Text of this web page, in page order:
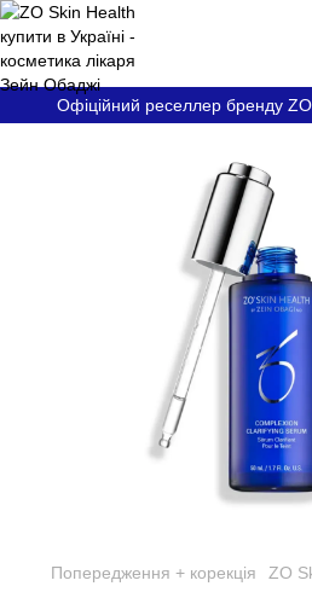
Офіційний реселлер бренду ZO
Попередження + корекція ZO